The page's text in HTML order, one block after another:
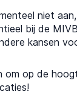
niet
bij de
kansen
om op de